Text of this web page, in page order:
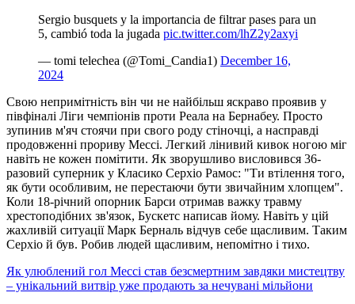
Sergio busquets y la importancia de filtrar pases para un
5, cambió toda la jugada pic.twitter.com/lhZ2y2axyi
— tomi telechea (@Tomi_Candia1) December 16,
2024
Свою непримітність він чи не найбільш яскраво проявив у
півфіналі Ліги чемпіонів проти Реала на Бернабеу. Просто
зупинив м'яч стоячи при свого роду стіночці, а насправді
продовженні прориву Мессі. Легкий лінивий кивок ногою міг
навіть не кожен помітити. Як зворушливо висловився 36-
разовий суперник у Класико Серхіо Рамос: "Ти втілення того,
як бути особливим, не перестаючи бути звичайним хлопцем".
Коли 18-річний опорник Барси отримав важку травму
хрестоподібних зв'язок, Бускетс написав йому. Навіть у цій
жахливій ситуації Марк Берналь відчув себе щасливим. Таким
Серхіо й був. Робив людей щасливим, непомітно і тихо.
Як улюблений гол Мессі став безсмертним завдяки мистецтву
– унікальний витвір уже продають за нечувані мільйони